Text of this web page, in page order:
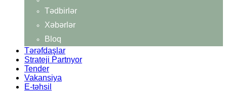
Tədbirlər
Xəbərlər
Bloq
Tərəfdaşlar
Strateji Partnyor
Tender
Vakansiya
E-təhsil